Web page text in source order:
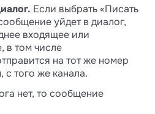
Если выбрать «Писать
уйдет в диалог,
входящее или
в том числе
на тот же номер
того же канала.
нет, то сообщение